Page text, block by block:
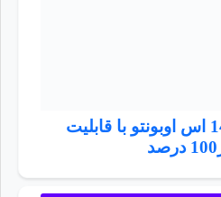
تنظیمات سیستم 14.04 اس اوبونتو با قابلیت